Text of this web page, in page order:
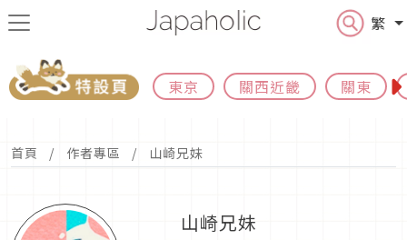
繁
東京 關西近畿 關東
首頁 作者專區 山崎兄妹
山崎兄妹